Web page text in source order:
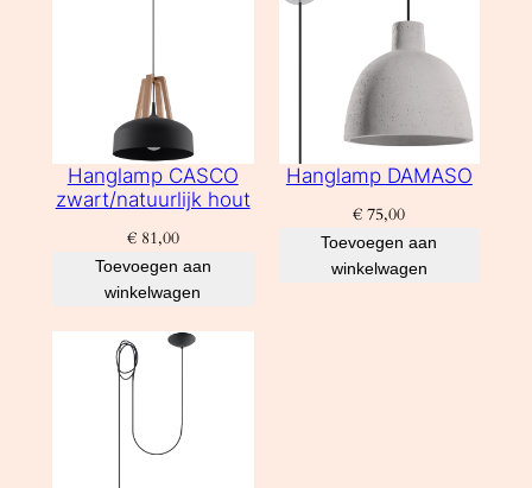
Hanglamp CASCO
zwart/natuurlijk hout
€81,00
Toevoegen aan
winkelwagen
Hanglamp DAMASO
€ 75,00
Toevoegen aan
winkelwagen